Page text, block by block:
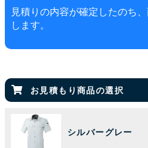
見積りの内容が確定したのち
します。
お見積もり商品の選択
シルバーグレー